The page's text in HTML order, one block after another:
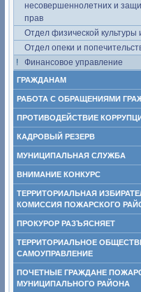
несовершеннолетних и
прав
Отдел физической культуры
Отдел опеки и
Финансовое управление
ГРАЖДАНАМ
РАБОТА С ОБРАЩЕНИЯМИ
ПРОТИВОДЕЙСТВИЕ
КАДРОВЫЙ РЕЗЕРВ
МУНИЦИПАЛЬНАЯ СЛУЖБА
ВНИМАНИЕ КОНКУРС
ТЕРРИТОРИАЛЬНАЯ
КОМИССИЯ ПОЖАРСКОГО
ПРОКУРОР РАЗЪЯСНЯЕТ
ТЕРРИТОРИАЛЬНОЕ
САМОУПРАВЛЕНИЕ
ПОЧЕТНЫЕ ГРАЖДАНЕ
МУНИЦИПАЛЬНОГО РАЙОНА